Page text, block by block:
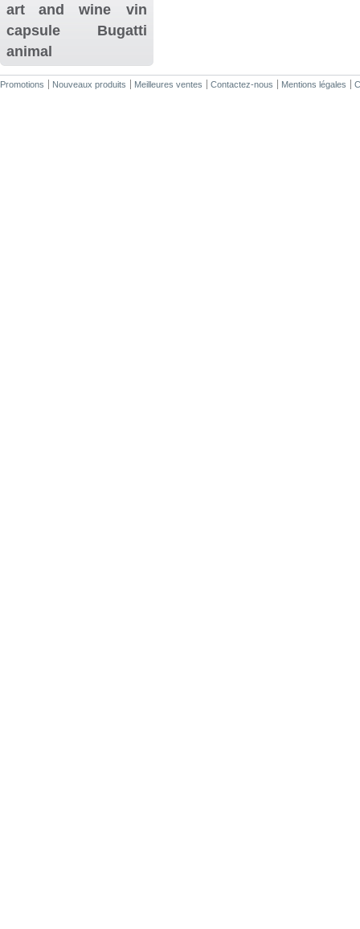
art and wine
vin
capsule
Bugatti
animal
Promotions Nouveaux produits Meilleures ventes Contactez-nous Mentions légales